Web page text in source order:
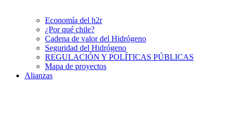
Economía del h2r
¿Por qué chile?
Cadena de valor del Hidrógeno
Seguridad del Hidrógeno
REGULACIÓN Y POLÍTICAS PÚBLICAS
Mapa de proyectos
Alianzas